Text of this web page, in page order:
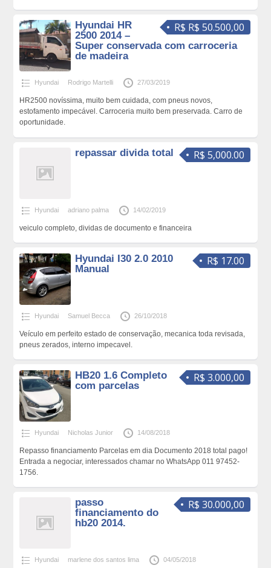
R$ R$ 50.500,00
Hyundai HR
2500 2014 –
Super conservada com carroceria
de madeira
Hyundai Rodrigo Martelli 27/03/2019
HR2500 novíssima, muito bem cuidada, com pneus novos,
estofamento impecável. Carroceria muito bem preservada. Carro de
oportunidade.
R$ 5,000.00
repassar divida total
Hyundai adriano palma 14/02/2019
veiculo completo, dividas de documento e financeira
R$ 17.00
Hyundai I30 2.0 2010
Manual
Hyundai Samuel Becca 26/10/2018
Veículo em perfeito estado de conservação, mecanica toda revisada,
pneus zerados, interno impecavel.
R$ 3.000,00
HB20 1.6 Completo
com parcelas
Hyundai Nicholas Junior 14/08/2018
Repasso financiamento Parcelas em dia Documento 2018 total pago!
Entrada a negociar, interessados chamar no WhatsApp 011 97452-
1756.
R$ 30.000,00
passo
financiamento do
hb20 2014.
Hyundai marlene dos santos lima 04/05/2018